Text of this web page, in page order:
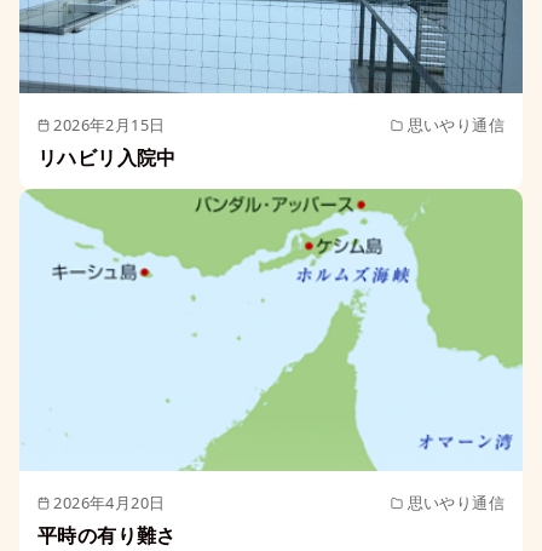
2026年2月15日 思いやり通信
リハビリ入院中
2026年4月20日 思いやり通信
平時の有り難さ